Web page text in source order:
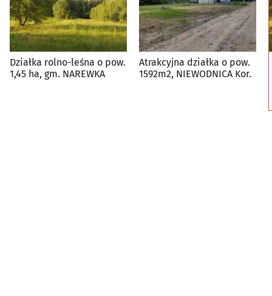
Działka rolno-leśna o pow.
1,45 ha, gm. NAREWKA
Atrakcyjna działka o pow.
1592m2, NIEWODNICA Kor.